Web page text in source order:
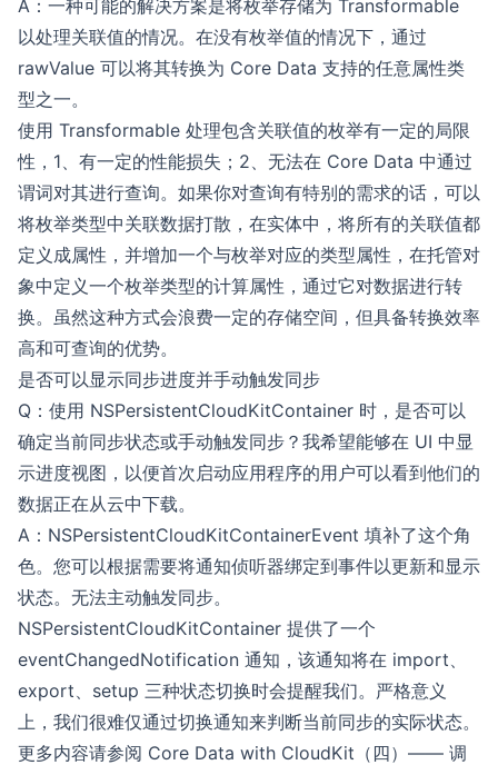
A：一种可能的解决方案是将枚举存储为 Transformable
以处理关联值的情况。在没有枚举值的情况下，通过
rawValue 可以将其转换为 Core Data 支持的任意属性类
型之一。
使用 Transformable 处理包含关联值的枚举有一定的局限
性，1、有一定的性能损失；2、无法在 Core Data 中通过
谓词对其进行查询。如果你对查询有特别的需求的话，可以
将枚举类型中关联数据打散，在实体中，将所有的关联值都
定义成属性，并增加一个与枚举对应的类型属性，在托管对
象中定义一个枚举类型的计算属性，通过它对数据进行转
换。虽然这种方式会浪费一定的存储空间，但具备转换效率
高和可查询的优势。
是否可以显示同步进度并手动触发同步
Q：使用 NSPersistentCloudKitContainer 时，是否可以
确定当前同步状态或手动触发同步？我希望能够在 UI 中显
示进度视图，以便首次启动应用程序的用户可以看到他们的
数据正在从云中下载。
A：NSPersistentCloudKitContainerEvent 填补了这个角
色。您可以根据需要将通知侦听器绑定到事件以更新和显示
状态。无法主动触发同步。
NSPersistentCloudKitContainer 提供了一个
eventChangedNotification 通知，该通知将在 import、
export、setup 三种状态切换时会提醒我们。严格意义
上，我们很难仅通过切换通知来判断当前同步的实际状态。
更多内容请参阅 Core Data with CloudKit（四）—— 调